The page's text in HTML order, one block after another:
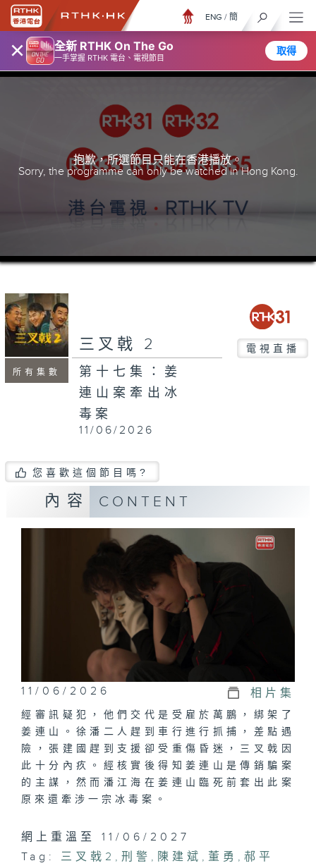
× 全新 RTHK On The Go
一手掌握 RTHK 電台、電視節目
取得
ENG / 簡
抱歉，所選節目只能在香港播放。
Sorry, the programme can only be watched in Hong Kong.
所有集數
三叉戟 2 電視直播
第十七集：姜
連山案牽出冰
毒案
11/06/2026
您喜歡這個節目嗎?
內容 CONTENT
11/06/2026 相片集
經審訊疑犯，他們交代是受雇於萬鵬，綁架了
姜連山。徐潘二人趕到車行進行抓捕，差點遇
險，張建國趕到支援卻受重傷昏迷，三叉戟因
此十分內疚。經核實後得知姜連山是傳銷騙案
的主謀，然而潘江海在姜連山臨死前套出此案
原來還牽涉一宗冰毒案。
網上重溫至 11/06/2027
Tag:
三叉戟2 ,刑警 , 陳建斌 , 董勇 ,郝平